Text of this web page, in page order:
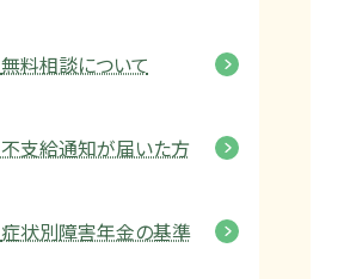
無料相談について
不支給通知が届いた方
症状別障害年金の基準